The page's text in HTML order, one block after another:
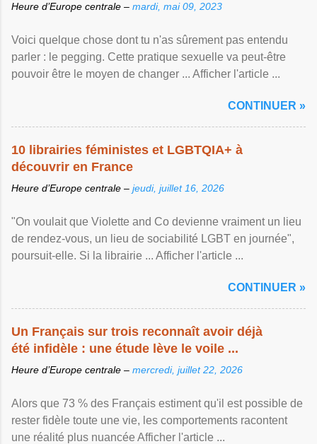
Heure d’Europe centrale – mardi, mai 09, 2023
Voici quelque chose dont tu n'as sûrement pas entendu
parler : le pegging. Cette pratique sexuelle va peut-être
pouvoir être le moyen de changer ... Afficher l'article ...
CONTINUER »
10 librairies féministes et LGBTQIA+ à
découvrir en France
Heure d’Europe centrale – jeudi, juillet 16, 2026
"On voulait que Violette and Co devienne vraiment un lieu
de rendez-vous, un lieu de sociabilité LGBT en journée",
poursuit-elle. Si la librairie ... Afficher l'article ...
CONTINUER »
Un Français sur trois reconnaît avoir déjà
été infidèle : une étude lève le voile ...
Heure d’Europe centrale – mercredi, juillet 22, 2026
Alors que 73 % des Français estiment qu'il est possible de
rester fidèle toute une vie, les comportements racontent
une réalité plus nuancée Afficher l'article ...